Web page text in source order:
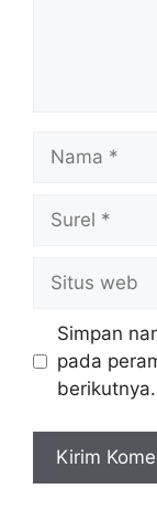
Nama
Surel
Situs
web
Simpan
pada
berikutnya.